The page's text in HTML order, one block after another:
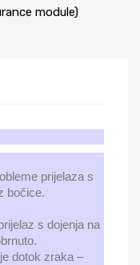
module)
prijelaza s
bočice.
s dojenja na
dotok zraka –